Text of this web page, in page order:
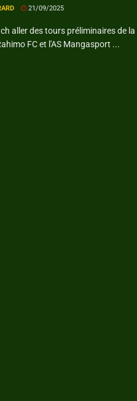
21/09/2025
aller des tours préliminaires de
FC et l'AS Mangasport ...